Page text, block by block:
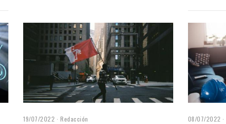
19/07/2022 Redacción 08/07/2022